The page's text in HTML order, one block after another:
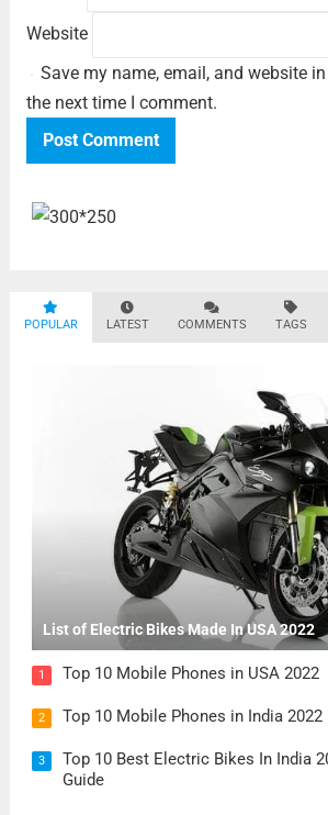
Website
Save my name, email, and website
the next time I comment.
POPULAR LATEST COMMENTS TAGS
List of Electric Bikes Made In USA 2022
1 Top 10 Mobile Phones in USA 2022
2 Top 10 Mobile Phones in India 2022
3
Top 10 Best Electric Bikes In India
Guide